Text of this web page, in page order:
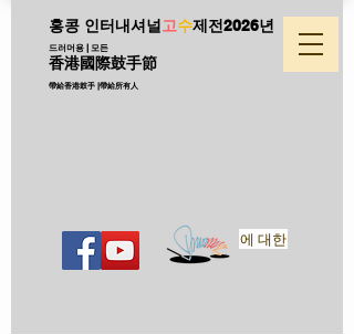
홍콩 인터내셔널 고수제전2026년
드러머용 | 모든
香港國際鼓手節
帶給香港鼓手 |帶給所有人
에 대한